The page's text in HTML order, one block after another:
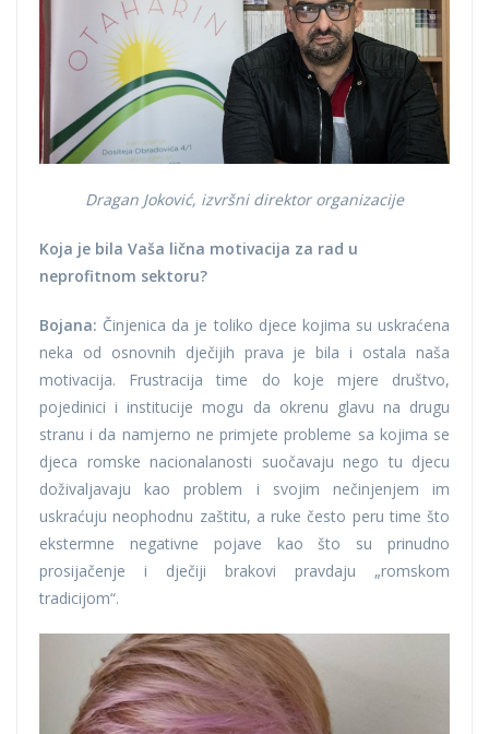
Dragan Joković, izvršni direktor organizacije
Koja je bila Vaša lična motivacija za rad u
neprofitnom sektoru?
Bojana: Činjenica da je toliko djece kojima su uskraćena
neka od osnovnih dječijih prava je bila i ostala naša
motivacija. Frustracija time do koje mjere društvo,
pojedinici i institucije mogu da okrenu glavu na drugu
stranu i da namjerno ne primjete probleme sa kojima se
djeca romske nacionalanosti suočavaju nego tu djecu
doživaljavaju kao problem i svojim nečinjenjem im
uskraćuju neophodnu zaštitu, a ruke često peru time što
ekstermne negativne pojave kao što su prinudno
prosijačenje i dječiji brakovi pravdaju „romskom
tradicijom“.